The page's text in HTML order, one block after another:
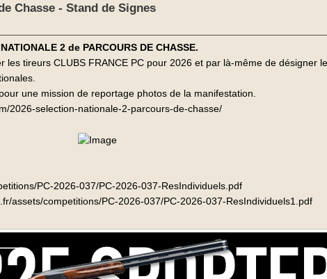
Chasse - Stand de Signes
2 de PARCOURS DE CHASSE.
les tireurs CLUBS FRANCE PC pour 2026 et par là-même de désigner
une mission de reportage photos de la manifestation.
2026-selection-nationale-2-parcours-de-chasse/
PC-2026-037/PC-2026-037-ResIndividuels.pdf
assets/competitions/PC-2026-037/PC-2026-037-ResIndividuels1.pdf